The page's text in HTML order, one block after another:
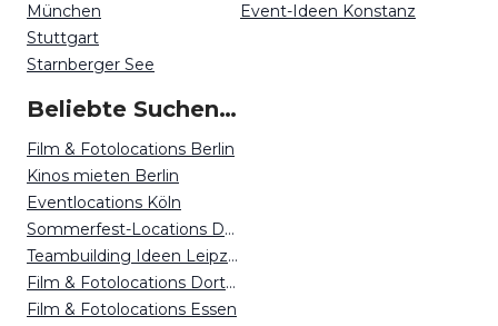
München
Stuttgart
Starnberger See
Event-Ideen Konstanz
Beliebte Suchen auf Event Inc
Film & Fotolocations Berlin
Kinos mieten Berlin
Eventlocations Köln
Sommerfest-Locations Dortmund
Teambuilding Ideen Leipzig
Film & Fotolocations Dortmund
Film & Fotolocations Essen